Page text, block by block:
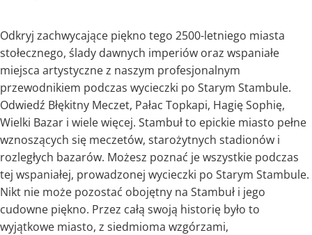
Odkryj zachwycające piękno tego 2500-letniego miasta
stołecznego, ślady dawnych imperiów oraz wspaniałe
miejsca artystyczne z naszym profesjonalnym
przewodnikiem podczas wycieczki po Starym Stambule.
Odwiedź Błękitny Meczet, Pałac Topkapi, Hagię Sophię,
Wielki Bazar i wiele więcej. Stambuł to epickie miasto pełne
wznoszących się meczetów, starożytnych stadionów i
rozległych bazarów. Możesz poznać je wszystkie podczas
tej wspaniałej, prowadzonej wycieczki po Starym Stambule.
Nikt nie może pozostać obojętny na Stambuł i jego
cudowne piękno. Przez całą swoją historię było to
wyjątkowe miasto, z siedmioma wzgórzami,